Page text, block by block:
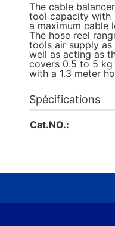
The cable
tool capacity with
a maximum cable
The hose reel
tools air supply as
well as acting as
covers 0.5 to 5
with a 1.3 meter
Spécifications
Cat.NO.: